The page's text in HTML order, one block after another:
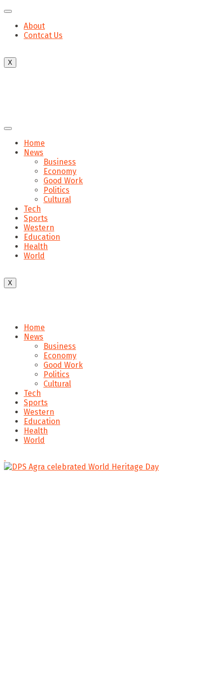
About
Contcat Us
X
Home
News
Business
Economy
Good Work
Politics
Cultural
Tech
Sports
Western
Education
Health
World
X
Home
News
Business
Economy
Good Work
Politics
Cultural
Tech
Sports
Western
Education
Health
World